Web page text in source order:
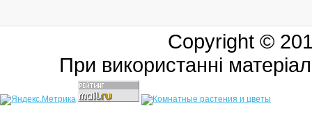
Copyright ©
При використанні